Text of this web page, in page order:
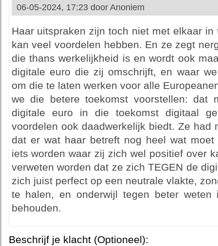
06-05-2024, 17:23 door Anoniem
Haar uitspraken zijn toch niet met elkaar
kan veel voordelen hebben. En ze zegt
die thans werkelijkheid is en wordt ook
digitale euro die zij omschrijft, en waar
om die te laten werken voor alle
we die betere toekomst voorstellen: dat
digitale euro in die toekomst digitaal
voordelen ook daadwerkelijk biedt. Ze had
dat er wat haar betreft nog heel wat
iets worden waar zij zich wel positief over
verweten worden dat ze zich TEGEN de
zich juist perfect op een neutrale vlakte,
te halen, en onderwijl tegen beter
behouden.
Beschrijf je klacht (Optioneel):